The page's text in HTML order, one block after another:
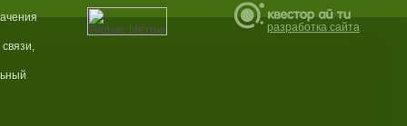
разработка сайта